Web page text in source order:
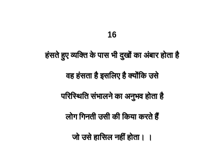
16
हंसते हुए व्यक्ति के पास भी दुखों का अंबार होता है
वह हंसता है इसलिए है क्योंकि उसे
परिस्थिति संभालने का अनुभव होता है
लोग गिनती उसी की किया करते हैं
जो उसे हासिल नहीं होता। ।